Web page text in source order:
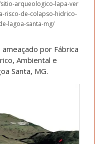
arqueologico-lapa-ver
risco-de-colapso-hidrico-
lagoa-santa-mg/
por Fábrica
Ambiental e
Santa, MG.